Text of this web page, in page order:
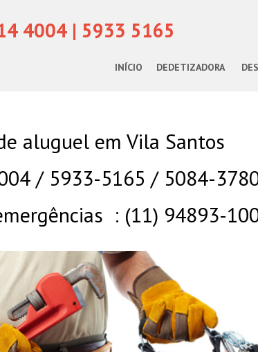
4004 | 5933 5165
INÍCIO DEDETIZADORA
aluguel em Vila Santos
/ 5933-5165 / 5084-
: (11) 94893-